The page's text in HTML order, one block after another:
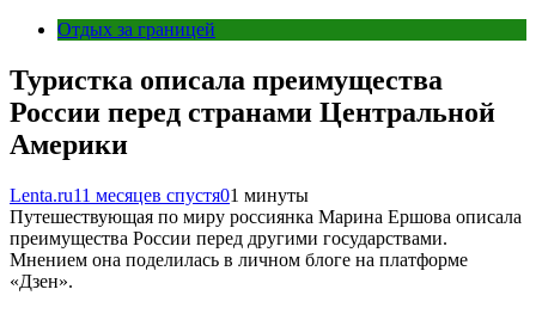
Отдых за границей
Туристка описала преимущества
России перед странами Центральной
Америки
Lenta.ru11 месяцев спустя01 минуты
Путешествующая по миру россиянка Марина Ершова описала
преимущества России перед другими государствами.
Мнением она поделилась в личном блоге на платформе
«Дзен».